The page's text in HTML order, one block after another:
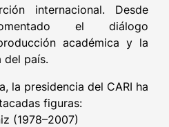
internacional. Desde
el diálogo
académica y la
del país.
la presidencia del CARI ha
figuras:
(1978–2007)